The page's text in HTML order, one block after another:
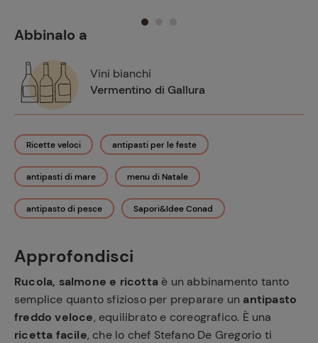
Ricette veloci antipasti per le feste
antipasti di mare menu di Natale
antipasto di pesce Sapori&Idee Conad
Approfondisci
Rucola, salmone e ricotta è un abbinamento tanto
semplice quanto sfizioso per preparare un antipasto
freddo veloce, equilibrato e coreografico. È una
ricetta facile, che lo chef Stefano De Gregorio ti
Abbinalo a
Vini bianchi
Vermentino di Gallura